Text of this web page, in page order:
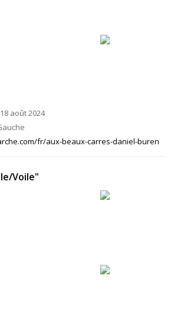
août 2024
fr/aux-beaux-carres-daniel-buren
Voile"